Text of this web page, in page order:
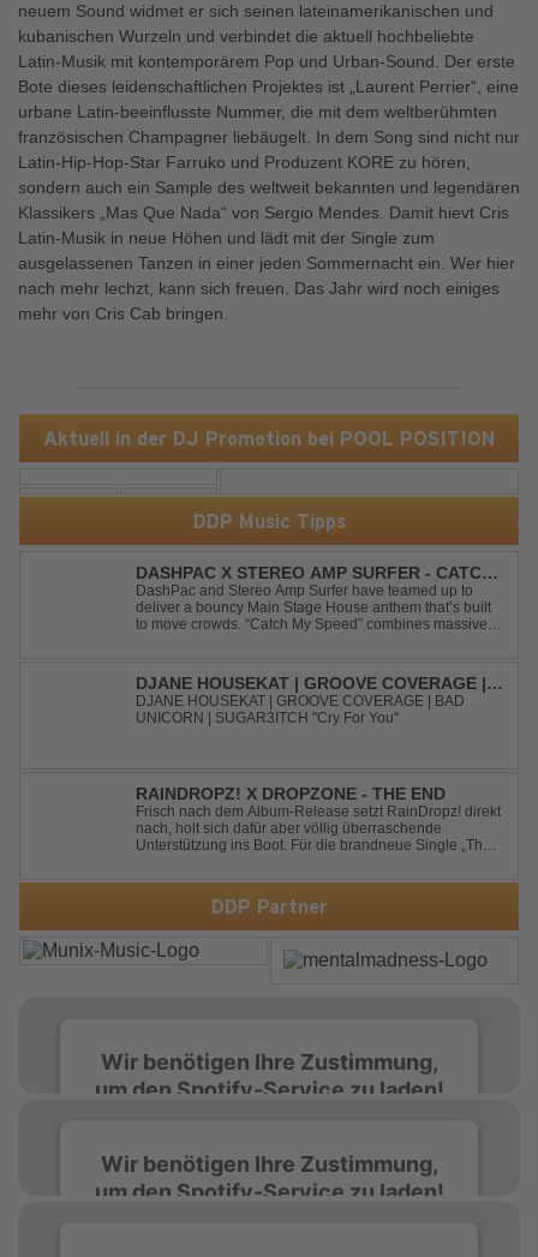
Aktuell in der DJ Promotion bei POOL POSITION
DDP Music Tipps
DASHPAC X STEREO AMP SURFER - CATCH
MY SPEED
DashPac and Stereo Amp Surfer have teamed up to
deliver a bouncy Main Stage House anthem that’s built
to move crowds. “Catch My Speed” combines massive
vibes and unstoppable momentum, th...
DJANE HOUSEKAT | GROOVE COVERAGE |
BAD UNICORN | SUGAR3ITCH - CRY FOR
YOU
DJANE HOUSEKAT | GROOVE COVERAGE | BAD
UNICORN | SUGAR3ITCH "Cry For You"
RAINDROPZ! X DROPZONE - THE END
Frisch nach dem Album-Release setzt RainDropz! direkt
nach, holt sich dafür aber völlig überraschende
Unterstützung ins Boot. Für die brandneue Single „The
Artist-Alias-Projekte "DropZone", um das es jahrelang
still war. „The End“ ist ei...
DDP Partner
Wir benötigen Ihre Zustimmung,
um den Spotify-Service zu laden!
einzubetten. Dieser Service kann Daten zu
Ihren Aktivitäten sammeln. Bitte lesen Sie die
Wir benötigen Ihre Zustimmung,
um den Spotify-Service zu laden!
neuem Sound widmet er sich seinen lateinamerikanischen und
kubanischen Wurzeln und verbindet die aktuell hochbeliebte
Latin-Musik mit kontemporärem Pop und Urban-Sound. Der erste
Bote dieses leidenschaftlichen Projektes ist „Laurent Perrier“, eine
urbane Latin-beeinflusste Nummer, die mit dem weltberühmten
französischen Champagner liebäugelt. In dem Song sind nicht nur
Latin-Hip-Hop-Star Farruko und Produzent KORE zu hören,
sondern auch ein Sample des weltweit bekannten und legendären
Klassikers „Mas Que Nada“ von Sergio Mendes. Damit hievt Cris
Latin-Musik in neue Höhen und lädt mit der Single zum
ausgelassenen Tanzen in einer jeden Sommernacht ein. Wer hier
nach mehr lechzt, kann sich freuen. Das Jahr wird noch einiges
mehr von Cris Cab bringen.